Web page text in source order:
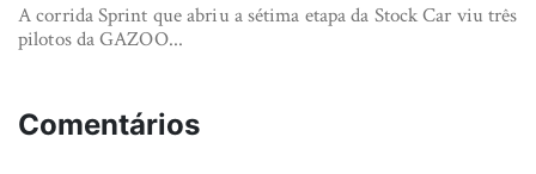
A corrida Sprint que abriu a sétima etapa da Stock Car viu três
pilotos da GAZOO...
Comentários